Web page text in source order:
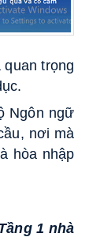
trọng
Ngôn ngữ
nơi mà
hòa nhập
1 nhà